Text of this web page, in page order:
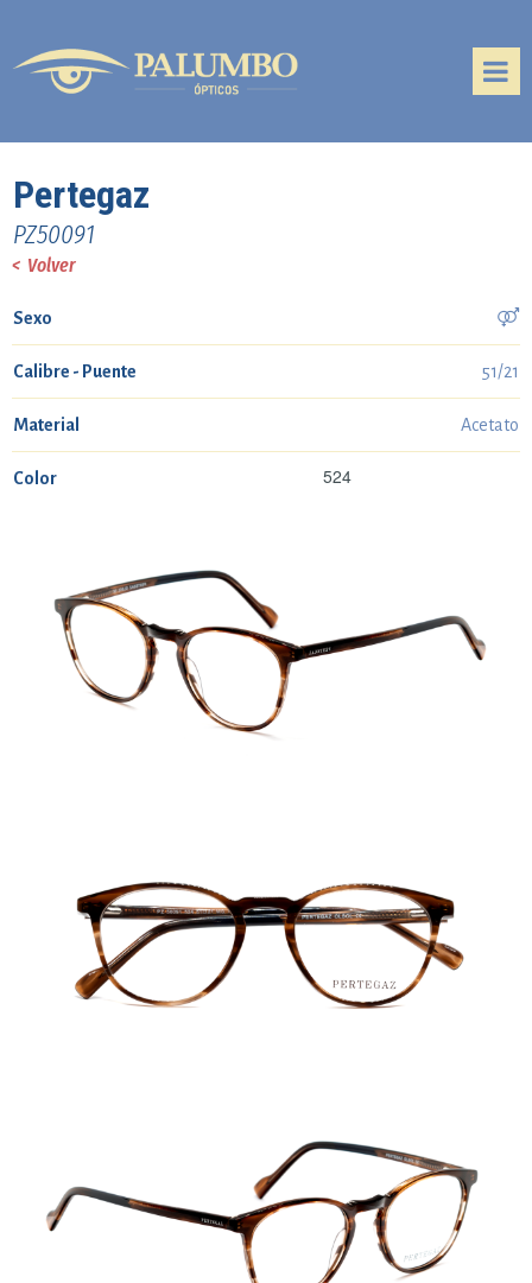
Pertegaz
PZ50091
< Volver
Sexo 
Calibre - Puente 51/21
Material Acetato
Color 524